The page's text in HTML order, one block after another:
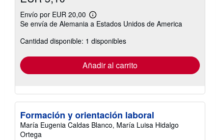
Envío por EUR 20,00
Más
información
las
tarifas
envío
Se envía de Alemania a Estados Unidos de America
Cantidad disponible: 1 disponibles
Añadir al carrito
Formación y orientación laboral
María Eugenia Caldas Blanco, María Luisa Hidalgo
Ortega